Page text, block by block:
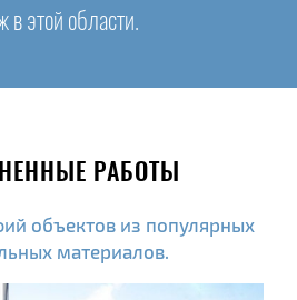
в этой области.
РАБОТЫ
объектов из популярных
материалов.